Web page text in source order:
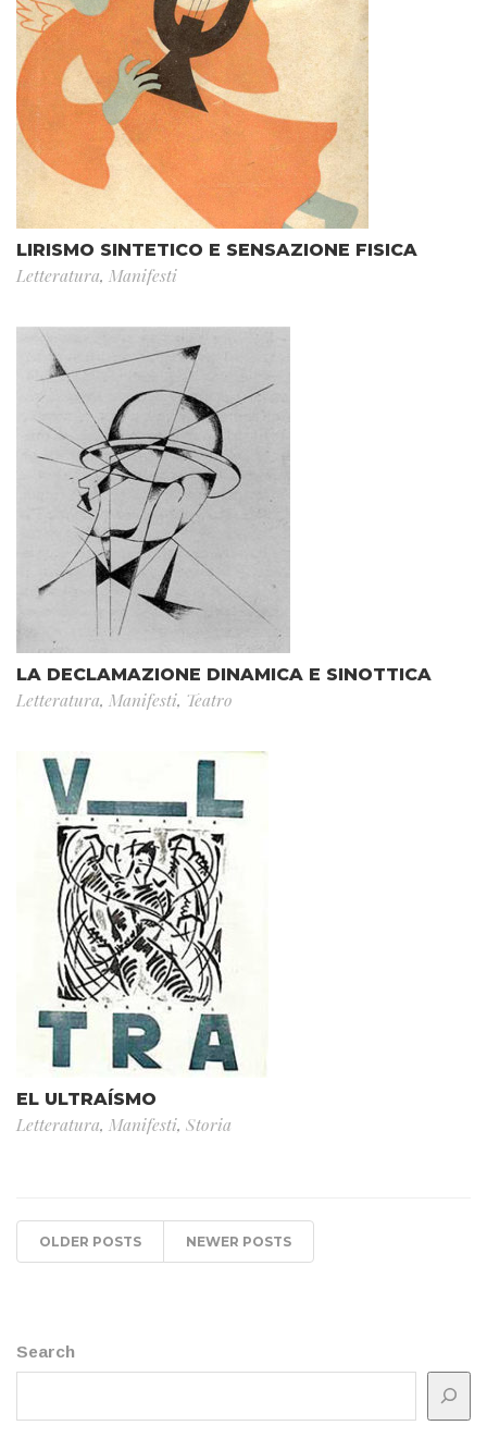
LIRISMO SINTETICO E SENSAZIONE FISICA
Letteratura, Manifesti
LA DECLAMAZIONE DINAMICA E SINOTTICA
Letteratura, Manifesti, Teatro
EL ULTRAÍSMO
Letteratura, Manifesti, Storia
OLDER POSTS NEWER POSTS
Search